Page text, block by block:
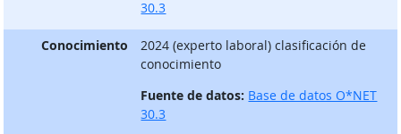
30.3
Conocimiento
2024 (experto laboral) clasificación de
conocimiento
Fuente de datos: Base de datos O*NET
30.3